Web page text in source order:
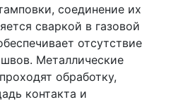
соединение их
сваркой в газовой
отсутствие
Металлические
обработку,
контакта и